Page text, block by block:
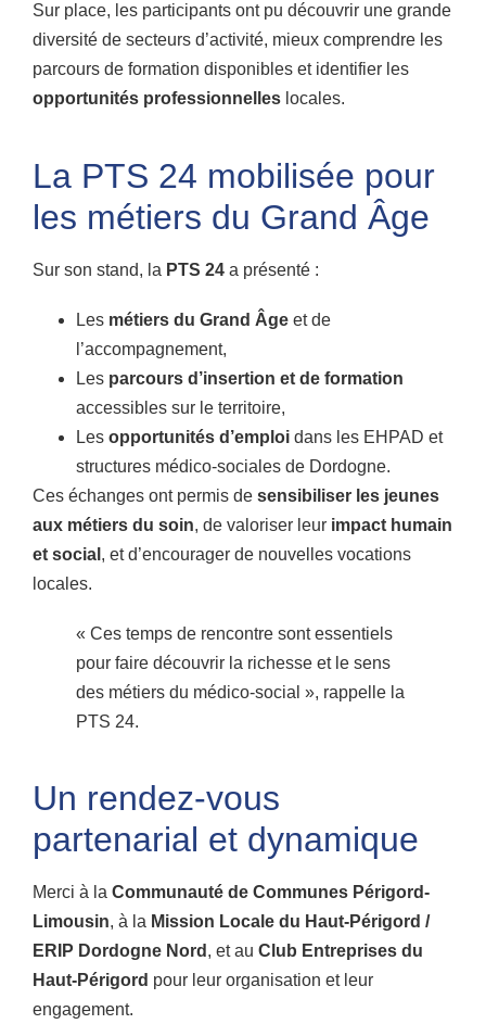
Sur place, les participants ont pu découvrir une grande
diversité de secteurs d’activité, mieux comprendre les
parcours de formation disponibles et identifier les
opportunités professionnelles locales.
La PTS 24 mobilisée pour
les métiers du Grand Âge
Sur son stand, la PTS 24 a présenté :
Les métiers du Grand Âge et de
l’accompagnement,
Les parcours d’insertion et de formation
accessibles sur le territoire,
Les opportunités d’emploi dans les EHPAD et
structures médico-sociales de Dordogne.
Ces échanges ont permis de sensibiliser les jeunes
aux métiers du soin, de valoriser leur impact humain
et social , et d’encourager de nouvelles vocations
locales.
« Ces temps de rencontre sont essentiels
pour faire découvrir la richesse et le sens
des métiers du médico-social », rappelle la
PTS 24.
Un rendez-vous
partenarial et dynamique
Merci à la Communauté de Communes Périgord-
Limousin, à la Mission Locale du Haut-Périgord /
ERIP Dordogne Nord , et au Club Entreprises du
Haut-Périgord pour leur organisation et leur
engagement.